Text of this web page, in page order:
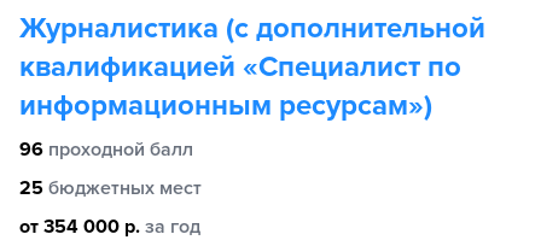
Журналистика (с дополнительной
квалификацией «Специалист по
информационным ресурсам»)
96 проходной балл
25 бюджетных мест
от 354 000 р. за год